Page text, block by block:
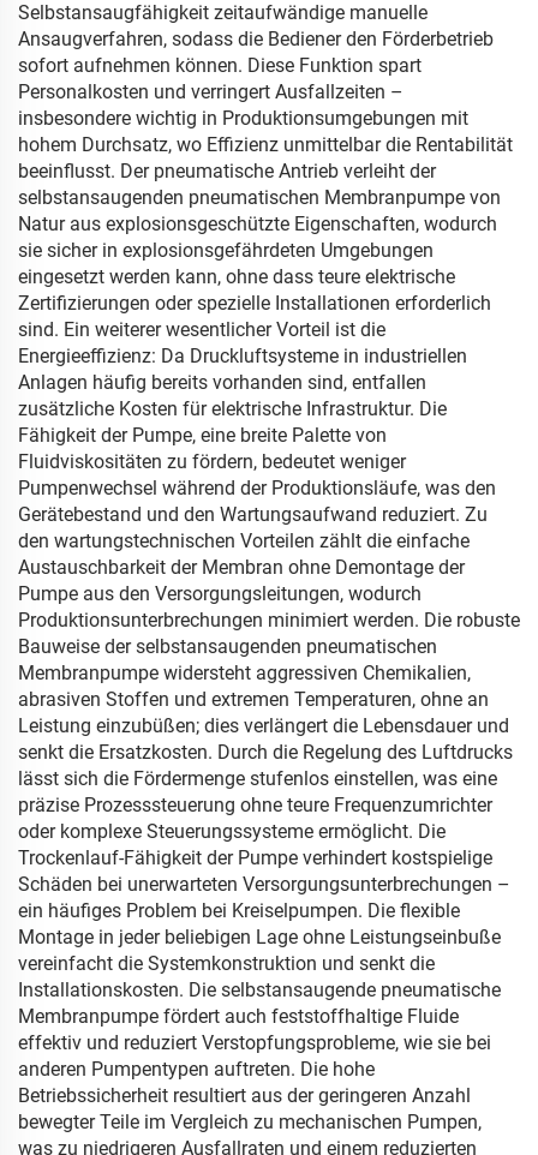
Selbstansaugfähigkeit zeitaufwändige manuelle
Ansaugverfahren, sodass die Bediener den Förderbetrieb
sofort aufnehmen können. Diese Funktion spart
Personalkosten und verringert Ausfallzeiten –
insbesondere wichtig in Produktionsumgebungen mit
hohem Durchsatz, wo Effizienz unmittelbar die Rentabilität
beeinflusst. Der pneumatische Antrieb verleiht der
selbstansaugenden pneumatischen Membranpumpe von
Natur aus explosionsgeschützte Eigenschaften, wodurch
sie sicher in explosionsgefährdeten Umgebungen
eingesetzt werden kann, ohne dass teure elektrische
Zertifizierungen oder spezielle Installationen erforderlich
sind. Ein weiterer wesentlicher Vorteil ist die
Energieeffizienz: Da Druckluftsysteme in industriellen
Anlagen häufig bereits vorhanden sind, entfallen
zusätzliche Kosten für elektrische Infrastruktur. Die
Fähigkeit der Pumpe, eine breite Palette von
Fluidviskositäten zu fördern, bedeutet weniger
Pumpenwechsel während der Produktionsläufe, was den
Gerätebestand und den Wartungsaufwand reduziert. Zu
den wartungstechnischen Vorteilen zählt die einfache
Austauschbarkeit der Membran ohne Demontage der
Pumpe aus den Versorgungsleitungen, wodurch
Produktionsunterbrechungen minimiert werden. Die robuste
Bauweise der selbstansaugenden pneumatischen
Membranpumpe widersteht aggressiven Chemikalien,
abrasiven Stoffen und extremen Temperaturen, ohne an
Leistung einzubüßen; dies verlängert die Lebensdauer und
senkt die Ersatzkosten. Durch die Regelung des Luftdrucks
lässt sich die Fördermenge stufenlos einstellen, was eine
präzise Prozesssteuerung ohne teure Frequenzumrichter
oder komplexe Steuerungssysteme ermöglicht. Die
Trockenlauf-Fähigkeit der Pumpe verhindert kostspielige
Schäden bei unerwarteten Versorgungsunterbrechungen –
ein häufiges Problem bei Kreiselpumpen. Die flexible
Montage in jeder beliebigen Lage ohne Leistungseinbuße
vereinfacht die Systemkonstruktion und senkt die
Installationskosten. Die selbstansaugende pneumatische
Membranpumpe fördert auch feststoffhaltige Fluide
effektiv und reduziert Verstopfungsprobleme, wie sie bei
anderen Pumpentypen auftreten. Die hohe
Betriebssicherheit resultiert aus der geringeren Anzahl
bewegter Teile im Vergleich zu mechanischen Pumpen,
was zu niedrigeren Ausfallraten und einem reduzierten